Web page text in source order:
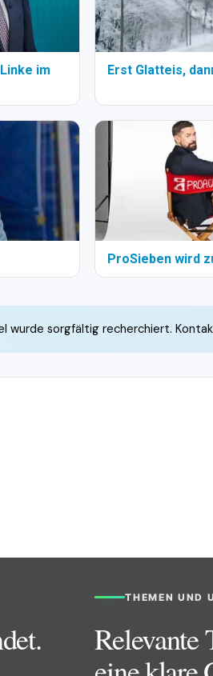
im
Erst Glatteis,
ProSieben wird
wurde sorgfältig recherchiert.
THEMEN UND
Relevante